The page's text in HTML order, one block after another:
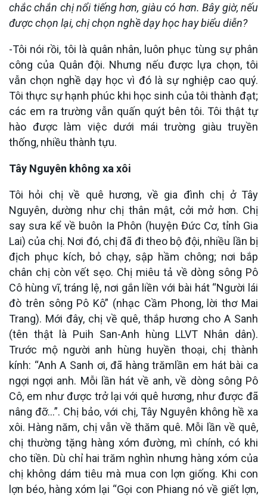
chắc chắn chị nổi tiếng hơn, giàu có hơn. Bây giờ, nếu
được chọn lại, chị chọn nghề dạy học hay biểu diễn?
-Tôi nói rồi, tôi là quân nhân, luôn phục tùng sự phân
công của Quân đội. Nhưng nếu được lựa chọn, tôi
vẫn chọn nghề dạy học vì đó là sự nghiệp cao quý.
Tôi thực sự hạnh phúc khi học sinh của tôi thành đạt;
các em ra trường vẫn quấn quýt bên tôi. Tôi thật tự
hào được làm việc dưới mái trường giàu truyền
thống, nhiều thành tựu.
Tây Nguyên không xa xôi
Tôi hỏi chị về quê hương, về gia đình chị ở Tây
Nguyên, dường như chị thân mật, cởi mở hơn. Chị
say sưa kể về buôn Ia Phôn (huyện Đức Cơ, tỉnh Gia
Lai) của chị. Nơi đó, chị đã đi theo bộ đội, nhiều lần bị
địch phục kích, bỏ chạy, sập hầm chông; nơi bắp
chân chị còn vết sẹo. Chị miêu tả về dòng sông Pô
Cô hùng vĩ, tráng lệ, nơi gắn liền với bài hát “Người lái
đò trên sông Pô Kô” (nhạc Cầm Phong, lời thơ Mai
Trang). Mới đây, chị về quê, thắp hương cho A Sanh
(tên thật là Puih San-Anh hùng LLVT Nhân dân).
Trước mộ người anh hùng huyền thoại, chị thành
kính: “Anh A Sanh ơi, đã hàng trămlần em hát bài ca
ngợi ngợi anh. Mỗi lần hát về anh, về dòng sông Pô
Cô, em như được trở lại với quê hương, như được đã
nâng đỡ…”. Chị bảo, với chị, Tây Nguyên không hề xa
xôi. Hàng năm, chị vẫn về thăm quê. Mỗi lần về quê,
chị thường tặng hàng xóm đường, mì chính, có khi
cho tiền. Dù chỉ hai trăm nghìn nhưng hàng xóm của
chị không dám tiêu mà mua con lợn giống. Khi con
lợn béo, hàng xóm lại “Gọi con Phiang nó về giết lợn,